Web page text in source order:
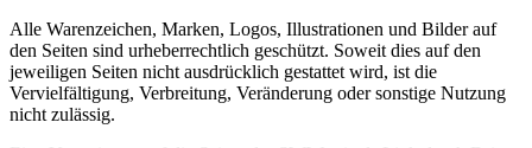
Alle Warenzeichen, Marken, Logos, Illustrationen und Bilder auf
den Seiten sind urheberrechtlich geschützt. Soweit dies auf den
jeweiligen Seiten nicht ausdrücklich gestattet wird, ist die
Vervielfältigung, Verbreitung, Veränderung oder sonstige Nutzung
nicht zulässig.